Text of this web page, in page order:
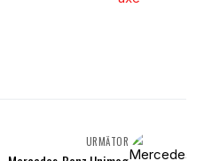
URMĂTOR